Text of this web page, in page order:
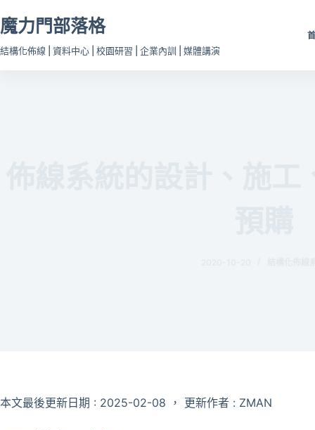
至
主
魔力門部落格
結構化佈線 | 資料中心 | 校園研習 | 企業內訓 | 媒體講演
本文最後更新日期 : 2025-02-08 ， 更新作者 : ZMAN